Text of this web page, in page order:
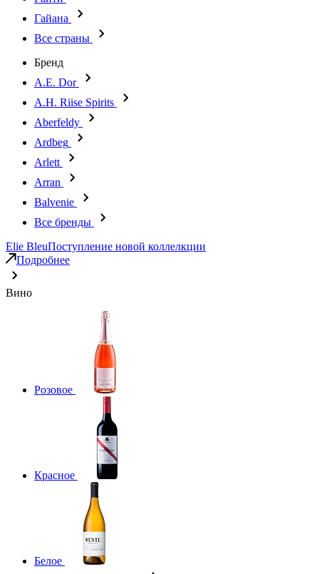
Гайана
Все страны
Бренд
A.E. Dor
A.H. Riise Spirits
Aberfeldy
Ardbeg
Arlett
Arran
Balvenie
Все бренды
Elie BleuПоступление новой коллелкции
Подробнее
Вино
Розовое
Красное
Белое